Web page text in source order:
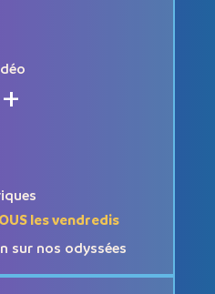
+
les vendredis
sur nos odyssées